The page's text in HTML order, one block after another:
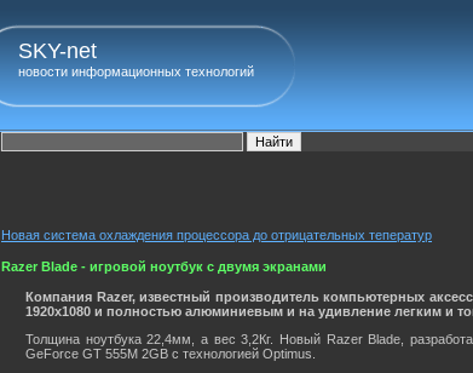
SKY-net
новости информационных технологий
Новая система охлаждения процессора до отрицательных теператур
Razer Blade - игровой ноутбук с двумя экранами
Компания Razer, известный производитель компьютерных
1920x1080 и полностью алюминиевым и на удивление легким и
Толщина ноутбука 22,4мм, а вес 3,2Кг. Новый Razer Blade,
GeForce GT 555M 2GB с технологией Optimus.